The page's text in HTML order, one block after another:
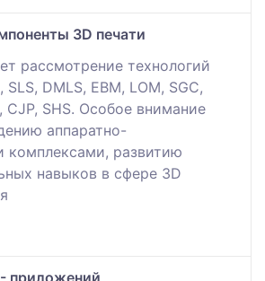
3D печати
рассмотрение технологий
SLS, DMLS, EBM, LOM, SGC,
CJP, SHS. Особое внимание
аппаратно-
комплексами, развитию
навыков в сфере 3D
приложений